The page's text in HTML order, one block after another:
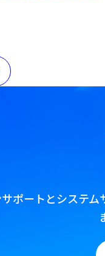
ポートとシステム